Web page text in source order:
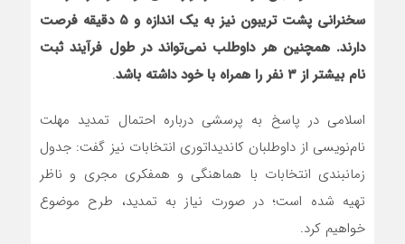
سخنرانی پشت تریبون نیز به یک اندازه و ۵ دقیقه فرصت
دارند. همچنین هر داوطلب نمی‌تواند در طول فرآیند ثبت
نام بیشتر از ۳ نفر را همراه با خود داشته باشد
.
اسلامی در پاسخ به پرسشی درباره احتمال تمدید مهلت
نام‌نویسی از داوطلبان کاندیداتوری انتخابات نیز گفت: جدول
زمانبندی انتخابات با هماهنگی و همفکری مجری و ناظر
تهیه شده است؛ در صورت نیاز به تمدید، طرح موضوع
خواهیم کرد.